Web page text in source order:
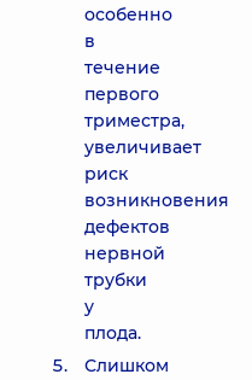
особенно
в
течение
первого
триместра,
увеличивает
риск
возникновения
дефектов
нервной
трубки
у
плода.
Слишком